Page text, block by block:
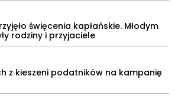
święcenia kapłańskie. Młodym
rodziny i przyjaciele
z kieszeni podatników na kampanię